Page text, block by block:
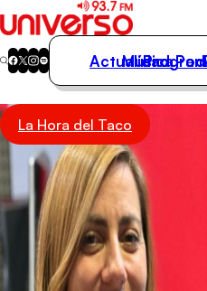
Actualidad
Música
Programas
Podcasts
Destacados
Actualidad
Música
La Hora del Taco